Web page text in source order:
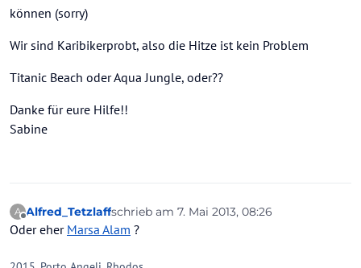
können (sorry)
Wir sind Karibikerprobt, also die Hitze ist kein Problem
Titanic Beach oder Aqua Jungle, oder??
Danke für eure Hilfe!!
Sabine
A
Offline
Alfred_Tetzlaffschrieb am 7. Mai 2013, 08:26
zuletzt editiert von
Oder eher Marsa Alam ?